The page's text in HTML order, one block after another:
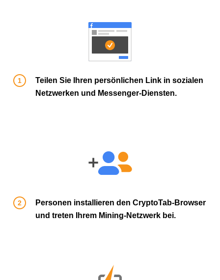
Teilen Sie Ihren persönlichen Link in sozialen
Netzwerken und Messenger-Diensten.
Personen installieren den CryptoTab-Browser
und treten Ihrem Mining-Netzwerk bei.